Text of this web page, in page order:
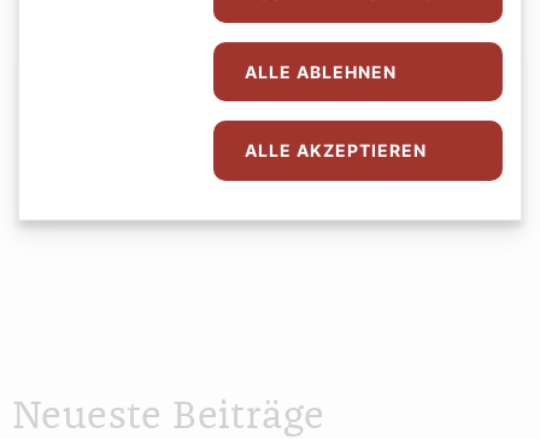
Redaktion
Neueste Beiträge
ALLE ABLEHNEN
ALLE AKZEPTIEREN